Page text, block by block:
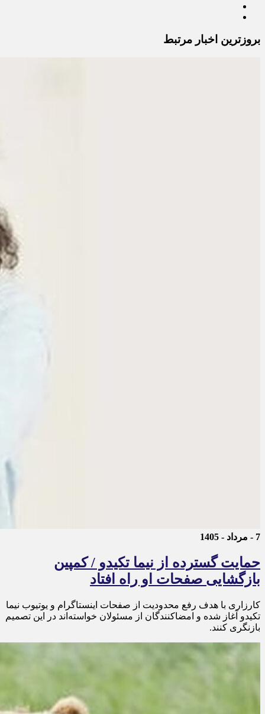
بروزترین اخبار مرتبط
7 - مرداد - 1405
حمایت گسترده از نیما تکیدو / کمپین
بازگشایی صفحات او راه افتاد
کارزاری با هدف رفع محدودیت از صفحات اینستاگرام و یوتیوب نیما
تکیدو آغاز شده و امضاکنندگان از مسئولان خواسته‌اند در این تصمیم
بازنگری کنند.